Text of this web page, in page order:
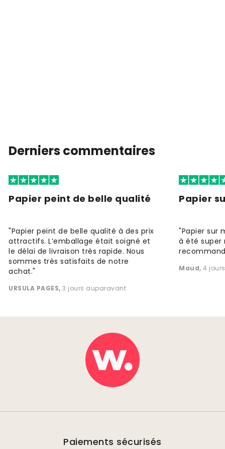
Derniers commentaires
Papier peint de belle qualité
"Papier peint de belle qualité à des prix
attractifs. L’emballage était soigné et
le délai de livraison très rapide. Nous
sommes très satisfaits de notre
achat."
URSULA PAGES, 3 jours auparavant
Papier
"Papier sur
à été super
Maud, 4
Paiements sécurisés